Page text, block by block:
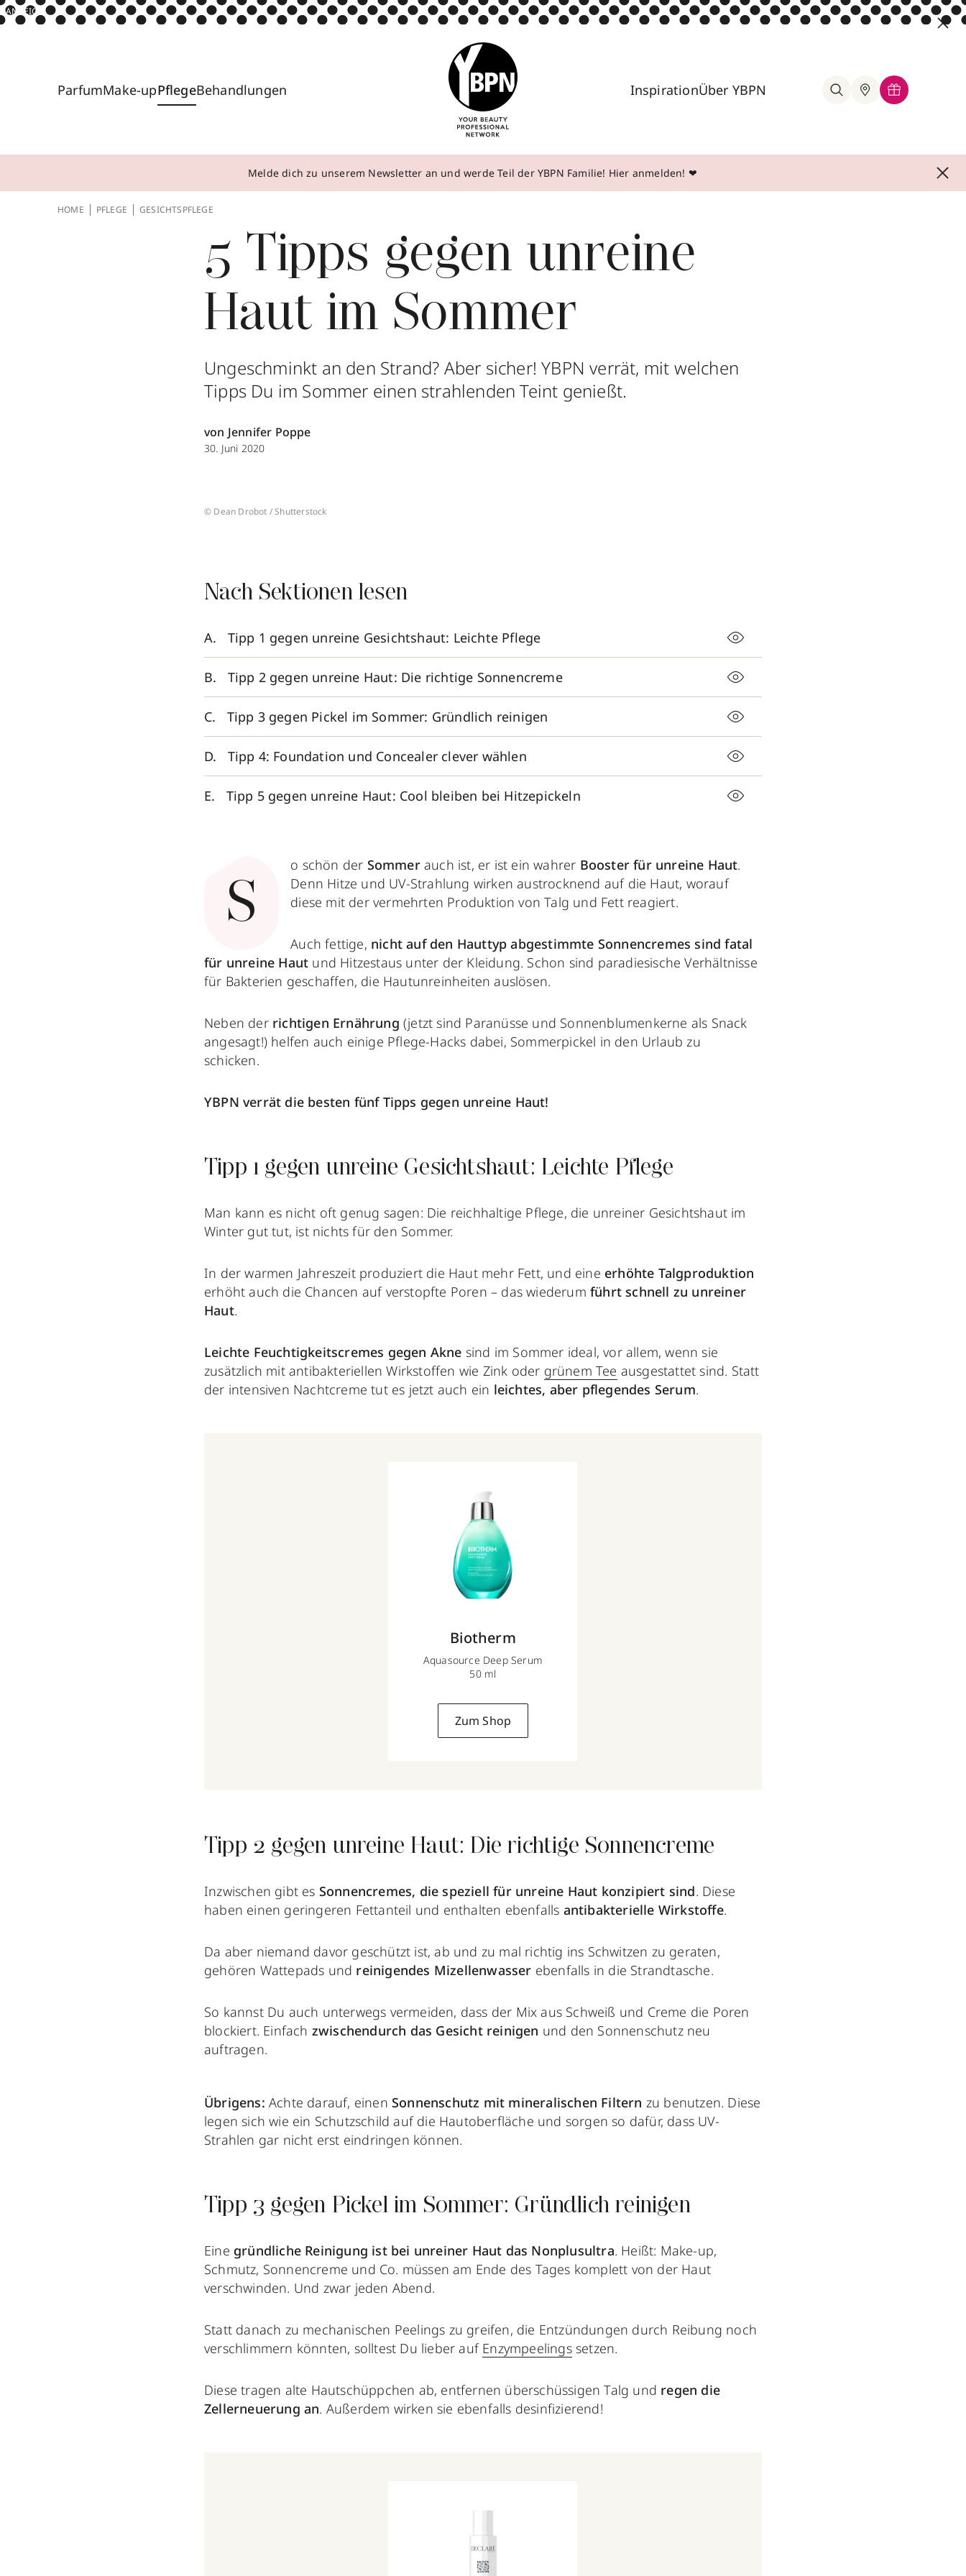
ANZEIGE
ParfumMake-upPflegeBehandlungen InspirationÜber YBPN
Melde dich zu unserem Newsletter an und werde Teil der YBPN Familie! Hier anmelden! ❤
HOME PFLEGE GESICHTSPFLEGE
5 Tipps gegen unreine
Haut im Sommer
Ungeschminkt an den Strand? Aber sicher! YBPN verrät, mit welchen
Tipps Du im Sommer einen strahlenden Teint genießt.
von Jennifer Poppe
30. Juni 2020
© Dean Drobot / Shutterstock
Nach Sektionen lesen
Tipp 1 gegen unreine Gesichtshaut: Leichte Pflege
Tipp 2 gegen unreine Haut: Die richtige Sonnencreme
Tipp 3 gegen Pickel im Sommer: Gründlich reinigen
Tipp 4: Foundation und Concealer clever wählen
Tipp 5 gegen unreine Haut: Cool bleiben bei Hitzepickeln
S
o schön der Sommerauch ist, er ist ein wahrer Booster für unreine Haut.
Denn Hitze und UV-Strahlung wirken austrocknend auf die Haut, worauf
diese mit der vermehrten Produktion von Talg und Fett reagiert.
Auch fettige, nicht auf den Hauttyp abgestimmte Sonnencremes sind fatal
für unreine Haut und Hitzestaus unter der Kleidung. Schon sind paradiesische Verhältnisse
für Bakterien geschaffen, die Hautunreinheiten auslösen.
Neben der richtigen Ernährung (jetzt sind Paranüsse und Sonnenblumenkerne als Snack
angesagt!) helfen auch einige Pflege-Hacks dabei, Sommerpickel in den Urlaub zu
schicken.
YBPN verrät die besten fünf Tipps gegen unreine Haut!
Tipp 1 gegen unreine Gesichtshaut: Leichte Pflege
Man kann es nicht oft genug sagen: Die reichhaltige Pflege, die unreiner Gesichtshaut im
Winter gut tut, ist nichts für den Sommer.
In der warmen Jahreszeit produziert die Haut mehr Fett, und eine erhöhte Talgproduktion
erhöht auch die Chancen auf verstopfte Poren – das wiederumführt schnell zu unreiner
Haut.
Leichte Feuchtigkeitscremes gegen Akne sind im Sommer ideal, vor allem, wenn sie
zusätzlich mit antibakteriellen Wirkstoffen wie Zink oder grünem Tee ausgestattet sind. Statt
der intensiven Nachtcreme tut es jetzt auch ein leichtes, aber pflegendes Serum.
Biotherm
Aquasource Deep Serum
50 ml
Zum Shop
Tipp 2 gegen unreine Haut: Die richtige Sonnencreme
Inzwischen gibt es Sonnencremes, die speziell für unreine Haut konzipiert sind. Diese
haben einen geringeren Fettanteil und enthalten ebenfalls antibakterielle Wirkstoffe.
Da aber niemand davor geschützt ist, ab und zu mal richtig ins Schwitzen zu geraten,
gehören Wattepads und reinigendes Mizellenwasser ebenfalls in die Strandtasche.
So kannst Du auch unterwegs vermeiden, dass der Mix aus Schweiß und Creme die Poren
blockiert. Einfach zwischendurch das Gesicht reinigen und den Sonnenschutz neu
auftragen.
Übrigens: Achte darauf, einen Sonnenschutz mit mineralischen Filtern zu benutzen. Diese
legen sich wie ein Schutzschild auf die Hautoberfläche und sorgen so dafür, dass UV-
Strahlen gar nicht erst eindringen können.
Tipp 3 gegen Pickel im Sommer: Gründlich reinigen
Eine gründliche Reinigung ist bei unreiner Haut das Nonplusultra. Heißt: Make-up,
Schmutz, Sonnencreme und Co. müssen am Ende des Tages komplett von der Haut
verschwinden. Und zwar jeden Abend.
Statt danach zu mechanischen Peelings zu greifen, die Entzündungen durch Reibung noch
verschlimmern könnten, solltest Du lieber auf Enzympeelingssetzen.
Diese tragen alte Hautschüppchen ab, entfernen überschüssigen Talg und regen die
Zellerneuerung an. Außerdem wirken sie ebenfalls desinfizierend!